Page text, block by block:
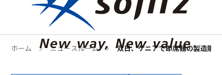
ホーム ニュースルーム 双日、ケニアで即席麺の製造販